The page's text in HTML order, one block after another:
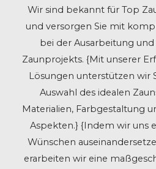
Wir sind bekannt für Top
und versorgen Sie mit
bei der Ausarbeitung
Zaunprojekts. {Mit unserer
Lösungen unterstützen wir
Auswahl des idealen
Materialien, Farbgestaltung
Aspekten.} {Indem wir uns
Wünschen
erarbeiten wir eine